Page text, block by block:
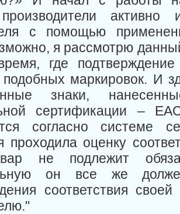
активно
с помощью
я рассмотрю
где
подобных маркировок. И
знаки,
сертификации –
согласно системе
проходила оценку
не подлежит
он все же
соответствия